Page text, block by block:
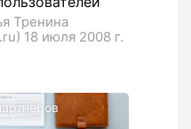
Тренина
18 июля 2008 г.